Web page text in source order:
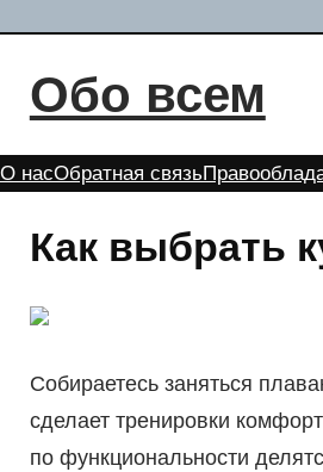
содержимому
Обо всем
О насОбратная связь
Как выбрать
Собираетесь заняться
сделает тренировки
по функциональности